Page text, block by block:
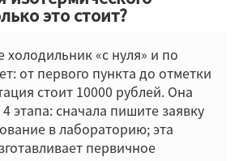
это стоит?
холодильник «с нуля» и по
от первого пункта до отметки
стоит 10000 рублей. Она
этапа: сначала пишите заявку
в лабораторию; эта
первичное